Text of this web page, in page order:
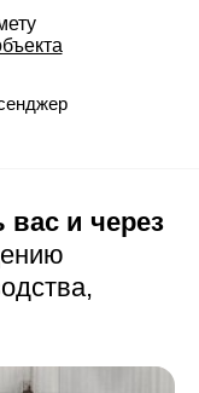
вас и через